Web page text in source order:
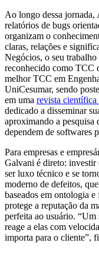
Ao longo dessa jornada,
relatórios de bugs
organizam o
claras, relações e
Negócios, o seu
reconhecido como TCC
melhor TCC em
UniCesumar, sendo
em uma revista científica
dedicado a disseminar
aproximando a pesquisa
dependem de softwares
Para empresas e
Galvani é direto: investir
ser luxo técnico e se
moderno de defeitos,
baseados em ontologia e
protege a reputação da
perfeita ao usuário. “Um
reage a elas com
importa para o cliente”,